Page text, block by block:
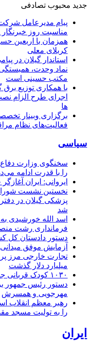
جدید محبوب تصادفی
پیام مدیرعامل شركت
مناسبت روز خبرنگار ‌
همزمان با اربعین
کربلای معلی
استاندار گیلان در
نماد وحدت، همبستگی
مکتب حسینی است
با همکاری توزیع برق
اجرای طرح الزام
ها
برگزاری وبینار
فعالیت‌های نظام
سیاسی
سخنگوی وزارت دفاع:
را با قدرت ادامه
ایروانی: ایران
نخستین نشست
پزشکی گیلان در
شد
اسد الله خورشیدی
فرمانداری رشت
دستور دادستان کل
آزمایش موفق میدانی
تجارت خارجی مرز
میلیارد دلار گذشت
۱۰۳۰ کودک قربانی جنایت صهیونیست‌ها
دستور رئیس جمهور
مهرجویی و همسرش
رهبر معظم انقلاب
را به تولیت مسجد
ایران